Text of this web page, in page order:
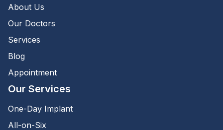
About Us
Our Doctors
Services
Blog
Appointment
Our Services
One-Day Implant
All-on-Six